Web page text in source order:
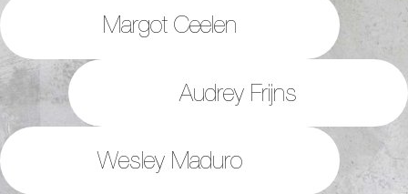
Margot Ceelen
Audrey Frijns
Wesley Maduro